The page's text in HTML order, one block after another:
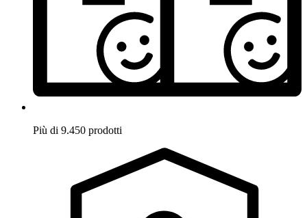
Più di 9.450 prodotti